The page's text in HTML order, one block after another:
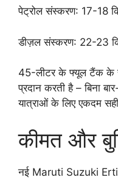
पेट्रोल संस्करण: 17-18
डीज़ल संस्करण: 22-23
45-लीटर के फ्यूल टैंक के
प्रदान करती है – बिना
यात्राओं के लिए एकदम
कीमत और
नई Maruti Suzuki